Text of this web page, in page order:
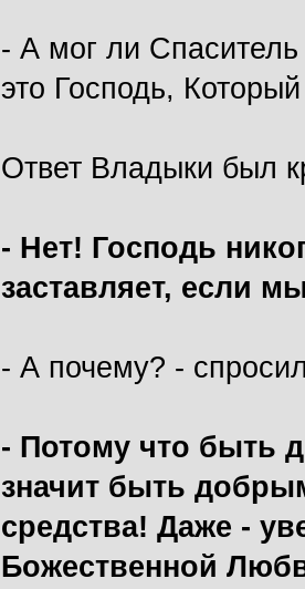
- А мог ли
это Господь,
Ответ Владыки был
- Нет! Господь
заставляет, если
- А почему? -
- Потому что быть
значит быть
средства! Даже -
Божественной